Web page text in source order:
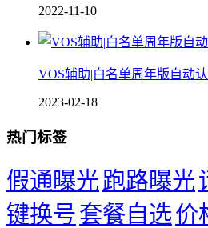
2022-11-10
VOS辅助|白名单周年版自动
2023-02-18
热门标签
假通曝光 跑路曝光
键换号套餐自选价